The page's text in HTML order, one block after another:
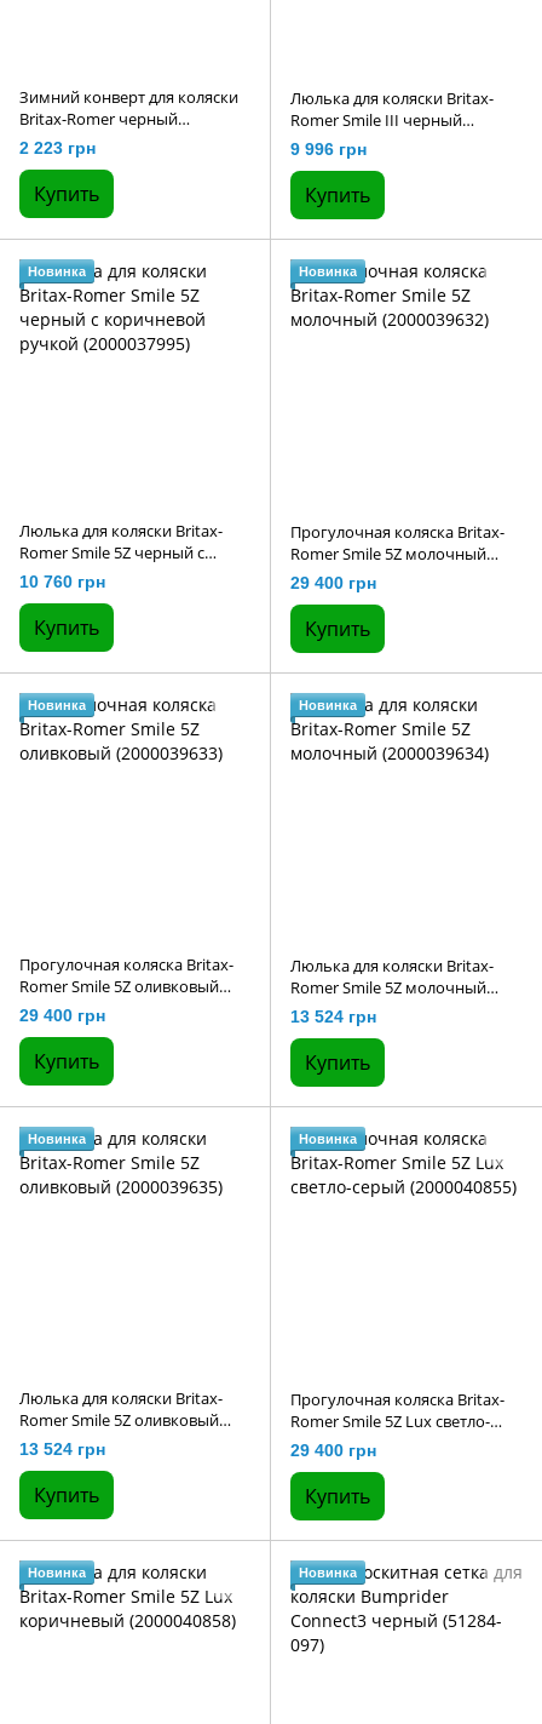
Зимний конверт для коляски
Britax-Romer черный
(2000033217)
2 223 грн
Купить
Люлька для коляски Britax-
Romer Smile III черный
(2000036116)
9 996 грн
Купить
Новинка
Люлька для коляски Britax-
Romer Smile 5Z черный с
коричневой ручкой
(2000037995)
10 760 грн
Купить
Новинка
Прогулочная коляска Britax-
Romer Smile 5Z молочный
(2000039632)
29 400 грн
Купить
Новинка
Прогулочная коляска Britax-
Romer Smile 5Z оливковый
(2000039633)
29 400 грн
Купить
Новинка
Люлька для коляски Britax-
Romer Smile 5Z молочный
(2000039634)
13 524 грн
Купить
Новинка
Люлька для коляски Britax-
Romer Smile 5Z оливковый
(2000039635)
13 524 грн
Купить
Новинка
Прогулочная коляска Britax-
Romer Smile 5Z Lux светло-
серый (2000040855)
29 400 грн
Купить
Новинка Новинка